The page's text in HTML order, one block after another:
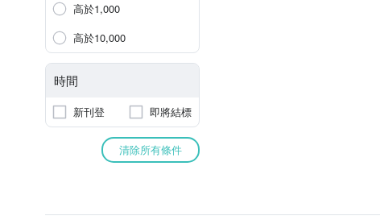
高於1,000
高於10,000
時間
新刊登 即將結標
清除所有條件